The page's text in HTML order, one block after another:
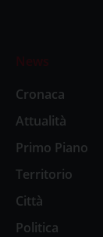
News
Cronaca
Attualità
Primo Piano
Territorio
Città
Politica